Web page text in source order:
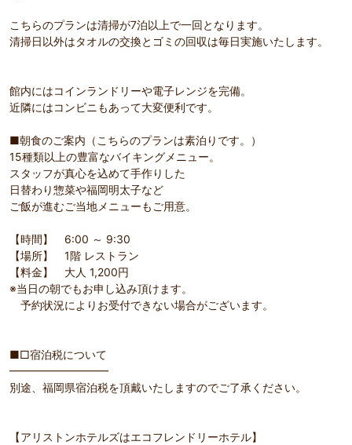
こちらのプランは清掃が7泊以上で一回となります。
清掃日以外はタオルの交換とゴミの回収は毎日実施いたします。
館内にはコインランドリーや電子レンジを完備。
近隣にはコンビニもあって大変便利です。
■朝食のご案内（こちらのプランは素泊りです。）
15種類以上の豊富なバイキングメニュー。
スタッフが真心を込めて手作りした
日替わり惣菜や福岡明太子など
ご飯が進むご当地メニューもご用意。
【時間】 6:00 ～ 9:30
【場所】 1階 レストラン
【料金】 大人 1,200円
※当日の朝でもお申し込み頂けます。
予約状況によりお受付できない場合がございます。
■□宿泊税について
━━━━━━━━━
別途、福岡県宿泊税を頂戴いたしますのでご了承ください。
【アリストンホテルズはエコフレンドリーホテル】